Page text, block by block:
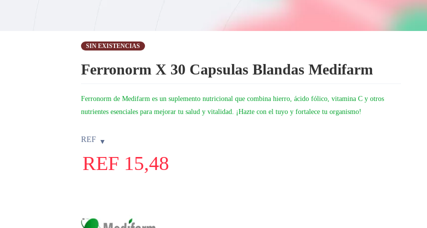
SIN EXISTENCIAS
Ferronorm X 30 Capsulas Blandas Medifarm
Ferronorm de Medifarm es un suplemento nutricional que combina hierro, ácido fólico, vitamina C y otros
nutrientes esenciales para mejorar tu salud y vitalidad. ¡Hazte con el tuyo y fortalece tu organismo!
REF
REF 15,48